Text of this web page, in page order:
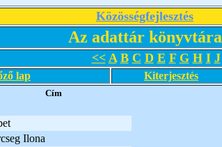
Közösségfejlesztés
Az adattár könyvtára
<< A B C D E F G H I J
lap Kiterjesztés
Cím
Ilona